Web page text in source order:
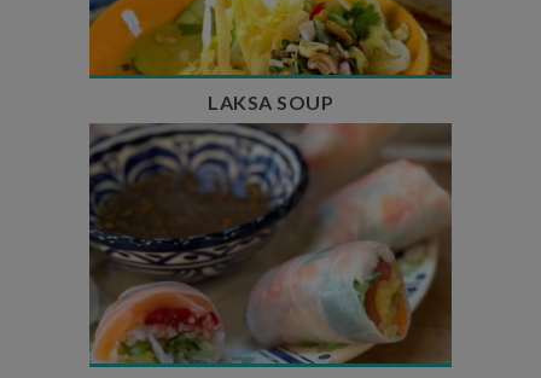
Nombre de couverts : 4
LAKSA SOUP
Temps de préparation : 35 min
Temps de cuisson : 5 à 10 min
Nombre de couverts : 4